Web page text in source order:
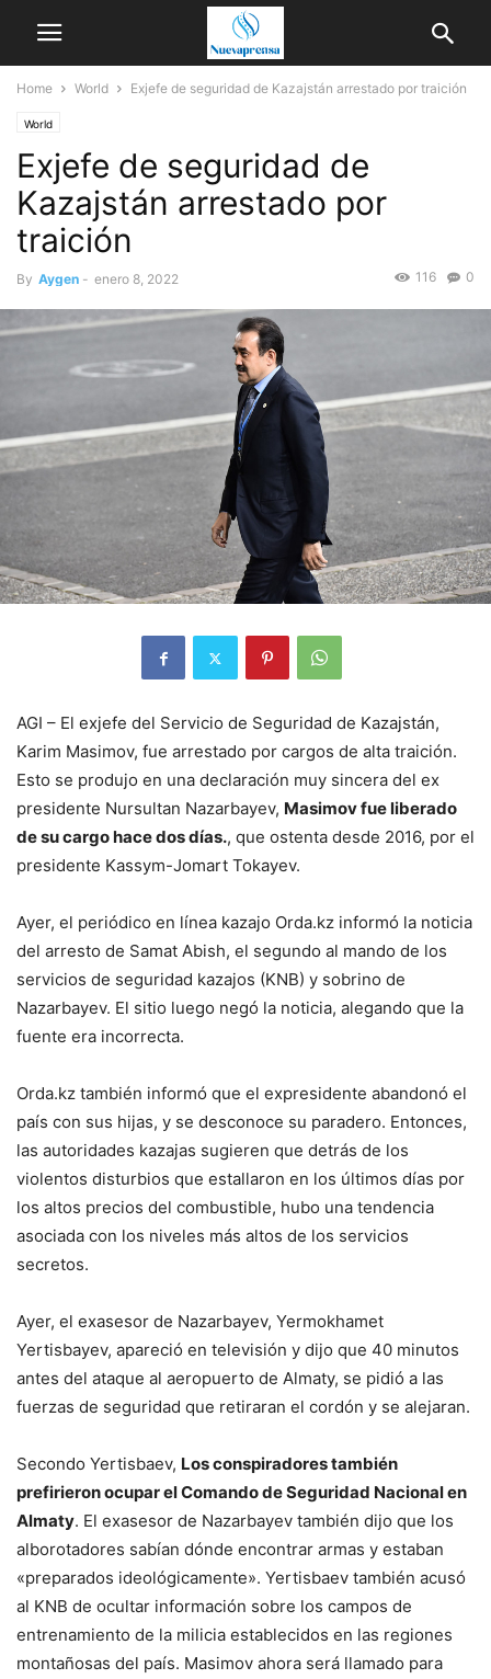
Home World Exjefe de seguridad de Kazajstán arrestado por traición
World
Exjefe de seguridad de
Kazajstán arrestado por
traición
By Aygen - enero 8, 2022 0
116
AGI – El exjefe del Servicio de Seguridad de Kazajstán,
Karim Masimov, fue arrestado por cargos de alta traición.
Esto se produjo en una declaración muy sincera del ex
presidente Nursultan Nazarbayev, Masimov fue liberado
de su cargo hace dos días., que ostenta desde 2016, por el
presidente Kassym-Jomart Tokayev.
Ayer, el periódico en línea kazajo Orda.kz informó la noticia
del arresto de Samat Abish, el segundo al mando de los
servicios de seguridad kazajos (KNB) y sobrino de
Nazarbayev. El sitio luego negó la noticia, alegando que la
fuente era incorrecta.
Orda.kz también informó que el expresidente abandonó el
país con sus hijas, y se desconoce su paradero. Entonces,
las autoridades kazajas sugieren que detrás de los
violentos disturbios que estallaron en los últimos días por
los altos precios del combustible, hubo una tendencia
asociada con los niveles más altos de los servicios
secretos.
Ayer, el exasesor de Nazarbayev, Yermokhamet
Yertisbayev, apareció en televisión y dijo que 40 minutos
antes del ataque al aeropuerto de Almaty, se pidió a las
fuerzas de seguridad que retiraran el cordón y se alejaran.
Secondo Yertisbaev, Los conspiradores también
prefirieron ocupar el Comando de Seguridad Nacional en
Almaty. El exasesor de Nazarbayev también dijo que los
alborotadores sabían dónde encontrar armas y estaban
«preparados ideológicamente». Yertisbaev también acusó
al KNB de ocultar información sobre los campos de
entrenamiento de la milicia establecidos en las regiones
montañosas del país. Masimov ahora será llamado para